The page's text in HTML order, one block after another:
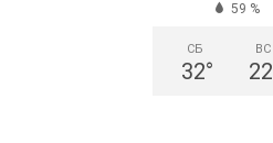
59 %
СБ
32°
ВС
22